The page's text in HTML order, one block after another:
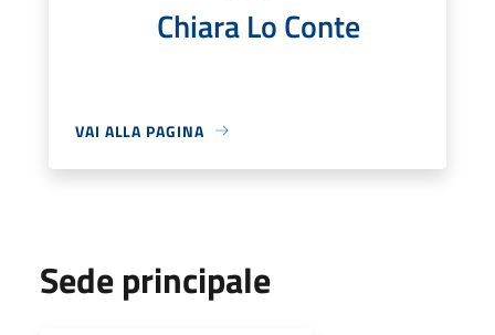
Chiara Lo Conte
VAI ALLA PAGINA
Sede principale